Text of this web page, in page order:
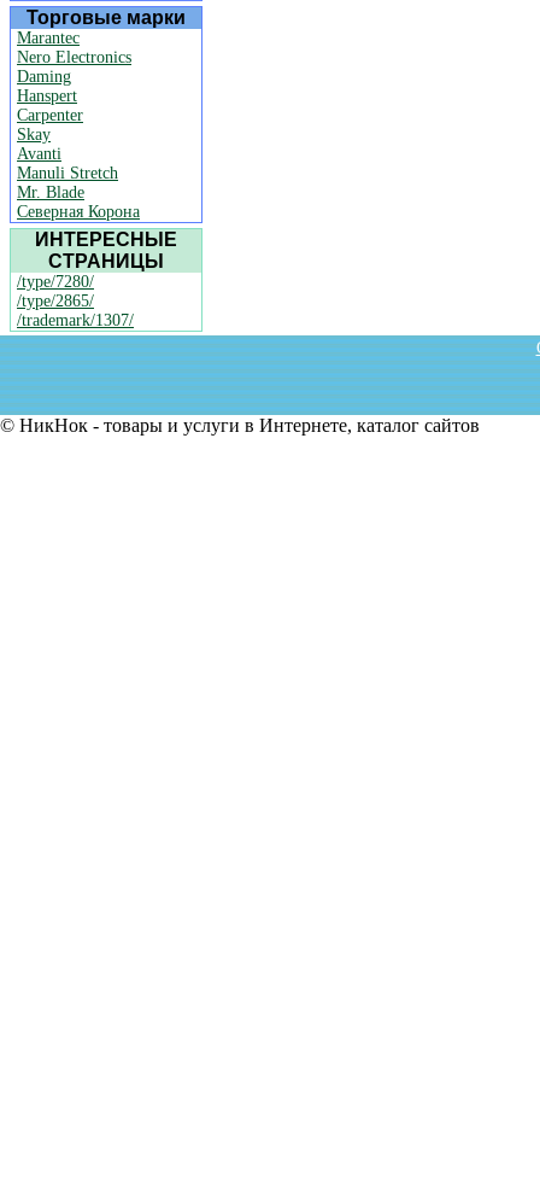
Торговые марки
Marantec
Nero Electronics
Daming
Hanspert
Carpenter
Skay
Avanti
Manuli Stretch
Mr. Blade
Северная Корона
ИНТЕРЕСНЫЕ
СТРАНИЦЫ
/type/7280/
/type/2865/
/trademark/1307/
© НикНок - товары и услуги в Интернете, каталог сайтов